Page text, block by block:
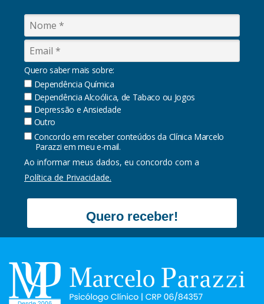
Quero saber mais sobre:
Dependência Química
Dependência Alcoólica, de Tabaco ou Jogos
Depressão e Ansiedade
Outro
Concordo em receber conteúdos da Clínica Marcelo
Parazzi em meu e-mail.
Ao informar meus dados, eu concordo com a
Política de Privacidade.
Quero receber!